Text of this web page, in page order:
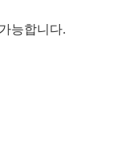
능합니다.